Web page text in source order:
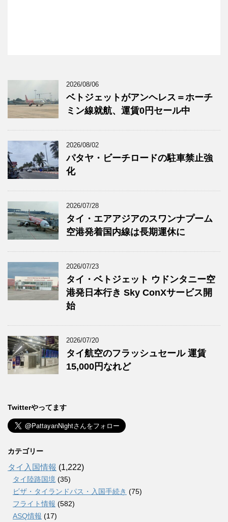
2026/08/06
ベトジェットがアンヘレス＝ホーチ
ミン線就航、運賃0円セール中
2026/08/02
パタヤ・ビーチロードの駐車禁止強
化
2026/07/28
タイ・エアアジアのスワンナプーム
空港発着国内線は長期運休に
2026/07/23
タイ・ベトジェット ウドンタニー空
港発日本行き Sky ConXサービス開
始
2026/07/20
タイ航空のフラッシュセール 運賃
15,000円なれど
Twitterやってます
カテゴリー
タイ入国情報 (1,222)
タイ陸路国境 (35)
ビザ・タイランドパス・入国手続き (75)
フライト情報 (582)
ASQ情報 (17)